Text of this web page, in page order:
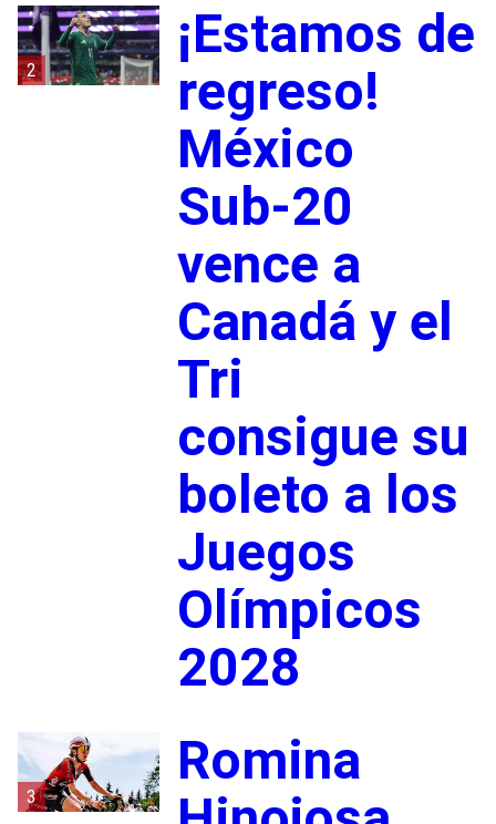
2
¡Estamos de
regreso!
México
Sub-20
vence a
Canadá y el
Tri
consigue su
boleto a los
Juegos
Olímpicos
2028
3
Romina